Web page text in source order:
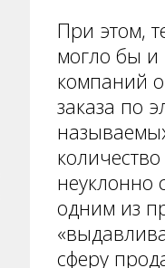
При этом,
могло бы и
компаний
заказа по
неуклонно
одним из
сферу